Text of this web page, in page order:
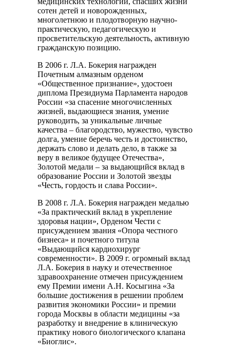
сотен детей и новорожденных,
многолетнюю и плодотворную научно-
практическую, педагогическую и
просветительскую деятельность, активную
гражданскую позицию.
В 2006 г. Л.А. Бокерия награжден
Почетным алмазным орденом
«Общественное признание», удостоен
диплома Президиума Парламента народов
России «за спасение многочисленных
жизней, выдающиеся знания, умение
руководить, за уникальные личные
качества – благородство, мужество, чувство
долга, умение беречь честь и достоинство,
держать слово и делать дело, в также за
веру в великое будущее Отечества»,
Золотой медали – за выдающийся вклад в
образование России и Золотой звезды
«Честь, гордость и слава России».
В 2008 г. Л.А. Бокерия награжден медалью
«За практический вклад в укрепление
здоровья нации», Орденом Чести с
присуждением звания «Опора честного
бизнеса» и почетного титула
«Выдающийся кардиохирург
современности». В 2009 г. огромный вклад
Л.А. Бокерия в науку и отечественное
здравоохранение отмечен присуждением
ему Премии имени А.Н. Косыгина «За
большие достижения в решении проблем
развития экономики России» и премии
города Москвы в области медицины «за
разработку и внедрение в клиническую
практику нового биологического клапана
«Биоглис».